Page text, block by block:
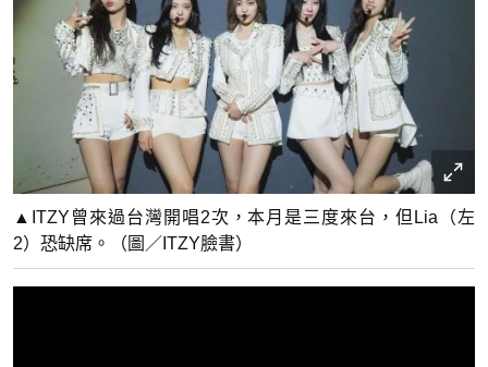
▲ITZY曾來過台灣開唱2次，本月是三度來台，但Lia（左
2）恐缺席。（圖／ITZY臉書）